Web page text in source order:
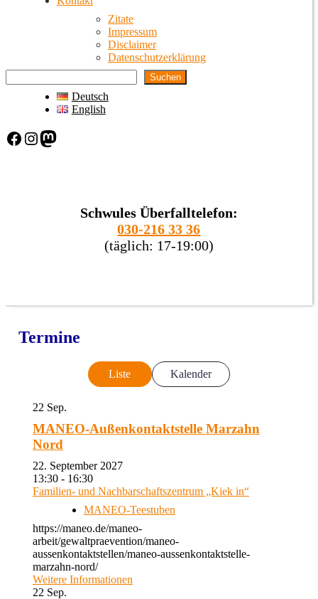
Zitate
Impressum
Disclaimer
Datenschutzerklärung
Suchen
Deutsch
English
Facebook Instagram Mastodon
Schwules Überfalltelefon:
030-216 33 36
(täglich: 17-19:00)
Termine
Liste Kalender
22 Sep.
MANEO-Außenkontaktstelle Marzahn
Nord
22. September 2027
13:30 - 16:30
Familien- und Nachbarschaftszentrum „Kiek in“
MANEO-Teestuben
https://maneo.de/maneo-
arbeit/gewaltpraevention/maneo-
aussenkontaktstellen/maneo-aussenkontaktstelle-
marzahn-nord/
Weitere Informationen
22 Sep.